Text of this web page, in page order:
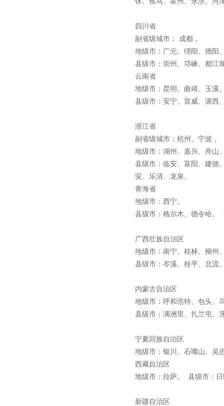
四川省
副省级城市： 成都 。
地级市：广元、绵阳、德阳
县级市：崇州、邛崃、都江
云南省
地级市：昆明、曲靖、玉溪
县级市：安宁、宣威、潞西
浙江省
副省级城市：杭州、宁波
地级市：湖州、嘉兴、舟山
县级市：临安、富阳、建德
安、乐清、龙泉。
青海省
地级市：西宁。
县级市：格尔木、德令哈
广西壮族自治区
地级市：南宁、桂林、柳州
县级市：岑溪、桂平、北
内蒙古自治区
地级市：呼和浩特、包头、
县级市：满洲里、扎兰屯、
宁夏回族自治区
地级市：银川、石嘴山、
西藏自治区
地级市：拉萨。 县级市：
新疆自治区